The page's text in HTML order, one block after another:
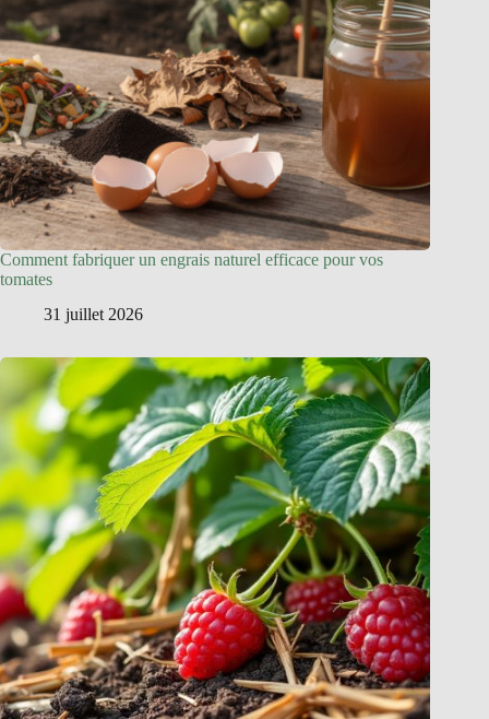
Comment fabriquer un engrais naturel efficace pour vos
tomates
31 juillet 2026